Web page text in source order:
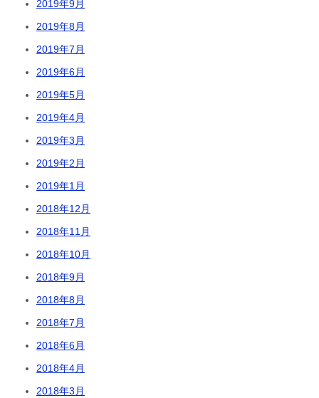
2019年9月
2019年8月
2019年7月
2019年6月
2019年5月
2019年4月
2019年3月
2019年2月
2019年1月
2018年12月
2018年11月
2018年10月
2018年9月
2018年8月
2018年7月
2018年6月
2018年4月
2018年3月